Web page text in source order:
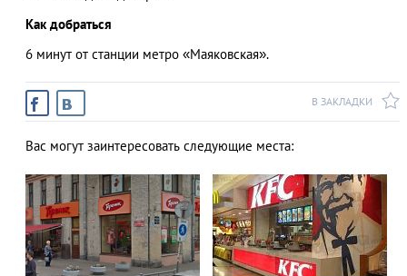
Как добраться
6 минут от станции метро «Маяковская».
В ЗАКЛАДКИ
Вас могут заинтересовать следующие места: